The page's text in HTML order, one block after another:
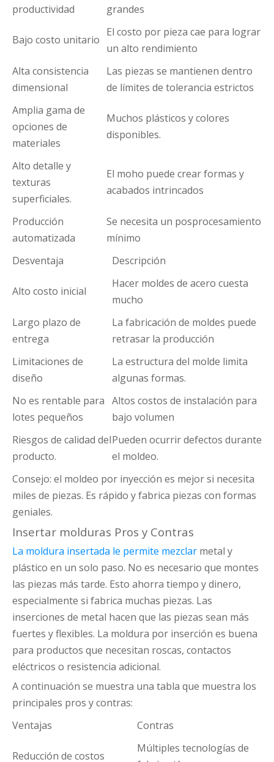
productividad
grandes
Bajo costo unitario
El costo por pieza cae para lograr
un alto rendimiento
Alta consistencia
dimensional
Las piezas se mantienen dentro
de límites de tolerancia estrictos
Amplia gama de
opciones de
materiales
Muchos plásticos y colores
disponibles.
Alto detalle y
texturas
superficiales.
El moho puede crear formas y
acabados intrincados
Producción
automatizada
Se necesita un posprocesamiento
mínimo
Desventaja
Descripción
Alto costo inicial
Hacer moldes de acero cuesta
mucho
Largo plazo de
entrega
La fabricación de moldes puede
retrasar la producción
Limitaciones de
diseño
La estructura del molde limita
algunas formas.
No es rentable para
lotes pequeños
Altos costos de instalación para
bajo volumen
Riesgos de calidad del
producto.
Pueden ocurrir defectos durante
el moldeo.
Consejo: el moldeo por inyección es mejor si necesita
miles de piezas. Es rápido y fabrica piezas con formas
geniales.
Insertar molduras Pros y Contras
La moldura insertada le permite mezclar metal y
plástico en un solo paso. No es necesario que montes
las piezas más tarde. Esto ahorra tiempo y dinero,
especialmente si fabrica muchas piezas. Las
inserciones de metal hacen que las piezas sean más
fuertes y flexibles. La moldura por inserción es buena
para productos que necesitan roscas, contactos
eléctricos o resistencia adicional.
A continuación se muestra una tabla que muestra los
principales pros y contras:
Ventajas
Contras
Reducción de costos
Múltiples tecnologías de